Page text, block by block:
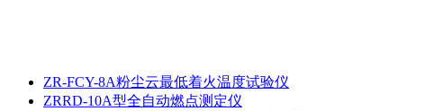
ZR-FCY-8A粉尘云最低着火温度试验仪
ZRRD-10A型全自动燃点测定仪